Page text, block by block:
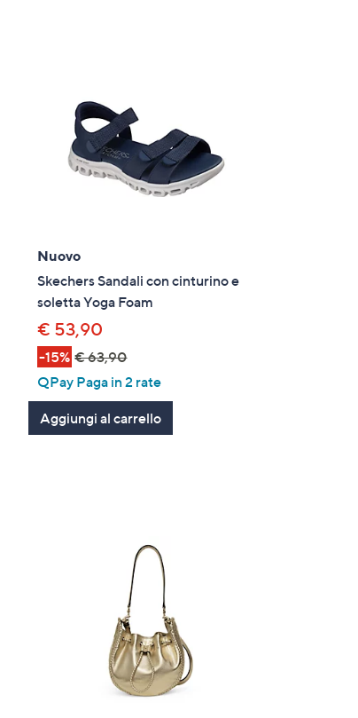
Nuovo
Skechers Sandali con cinturino e
soletta Yoga Foam
€ 53,90
-15% € 63,90
QPay Paga in 2 rate
Aggiungi al carrello